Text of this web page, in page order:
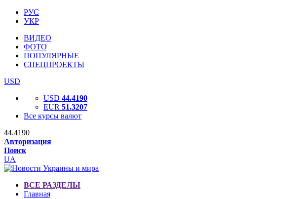
РУС
УКР
ВИДЕО
ФОТО
ПОПУЛЯРНЫЕ
СПЕЦПРОЕКТЫ
USD
USD 44.4190
EUR 51.3207
Все курсы валют
44.4190
Авторизация
Поиск
UA
ВСЕ РАЗДЕЛЫ
Главная